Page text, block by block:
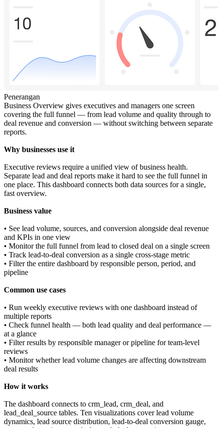
Penerangan
Business Overview gives executives and managers one screen
covering the full funnel — from lead volume and quality through to
deal revenue and conversion — without switching between separate
reports.
Why businesses use it
Executive reviews require a unified view of business health.
Separate lead and deal reports make it hard to see the full funnel in
one place. This dashboard connects both data sources for a single,
fast overview.
Business value
• See lead volume, sources, and conversion alongside deal revenue
and KPIs in one view
• Monitor the full funnel from lead to closed deal on a single screen
• Track lead-to-deal conversion as a single cross-stage metric
• Filter the entire dashboard by responsible person, period, and
pipeline
Common use cases
• Run weekly executive reviews with one dashboard instead of
multiple reports
• Check funnel health — both lead quality and deal performance —
at a glance
• Filter results by responsible manager or pipeline for team-level
reviews
• Monitor whether lead volume changes are affecting downstream
deal results
How it works
The dashboard connects to crm_lead, crm_deal, and
lead_deal_source tables. Ten visualizations cover lead volume
dynamics, lead source distribution, lead-to-deal conversion gauge,